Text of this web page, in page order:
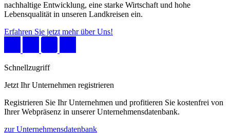
nachhaltige Entwicklung, eine starke Wirtschaft und hohe
Lebensqualität in unseren Landkreisen ein.
Erfahren Sie jetzt mehr über Uns!
Schnellzugriff
Jetzt Ihr Unternehmen registrieren
Registrieren Sie Ihr Unternehmen und profitieren Sie kostenfrei von
Ihrer Webpräsenz in unserer Unternehmensdatenbank.
zur Unternehmensdatenbank